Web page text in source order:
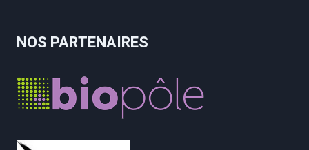
NOS PARTENAIRES